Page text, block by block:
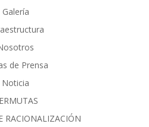
Galería
de Prensa
Noticia
RACIONALIZACIÓN